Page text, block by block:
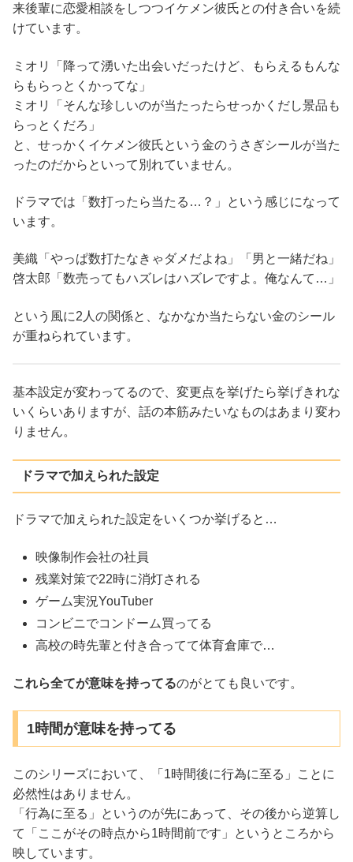
来後輩に恋愛相談をしつつイケメン彼氏との付き合いを続
けています。
ミオリ「降って湧いた出会いだったけど、もらえるもんな
らもらっとくかってな」
ミオリ「そんな珍しいのが当たったらせっかくだし景品も
らっとくだろ」
と、せっかくイケメン彼氏という金のうさぎシールが当た
ったのだからといって別れていません。
ドラマでは「数打ったら当たる…？」という感じになって
います。
美織「やっぱ数打たなきゃダメだよね」「男と一緒だね」
啓太郎「数売ってもハズレはハズレですよ。俺なんて…」
という風に2人の関係と、なかなか当たらない金のシール
が重ねられています。
基本設定が変わってるので、変更点を挙げたら挙げきれな
いくらいありますが、話の本筋みたいなものはあまり変わ
りません。
ドラマで加えられた設定
ドラマで加えられた設定をいくつか挙げると…
映像制作会社の社員
残業対策で22時に消灯される
ゲーム実況YouTuber
コンビニでコンドーム買ってる
高校の時先輩と付き合ってて体育倉庫で…
これら全てが意味を持ってるのがとても良いです。
1時間が意味を持ってる
このシリーズにおいて、「1時間後に行為に至る」ことに
必然性はありません。
「行為に至る」というのが先にあって、その後から逆算し
て「ここがその時点から1時間前です」というところから
映しています。